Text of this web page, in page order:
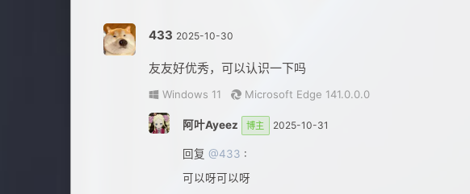
433 2025-10-30
友友好优秀，可以认识一下吗
Windows 11 Microsoft Edge 141.0.0.0
阿叶Ayeez 博主 2025-10-31
回复 @433 :
可以呀可以呀